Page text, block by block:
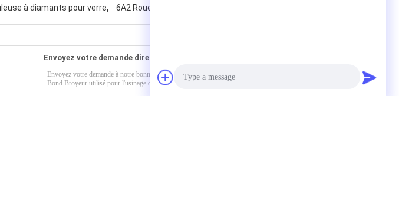
à diamants pour verre, 6A2 Roues de meulage de liaisons métalliques
Envoyez votre demande directement à nous